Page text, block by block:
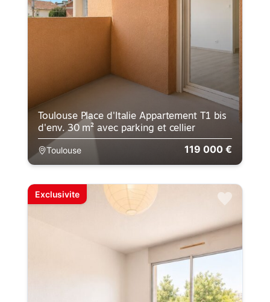
119 000 €
Toulouse Place d'Italie Appartement T1 bis
d'env. 30 m² avec parking et cellier
Toulouse
Exclusivite